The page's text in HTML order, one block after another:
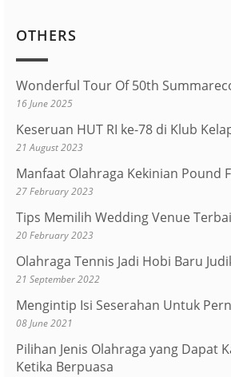
OTHERS
Wonderful Tour Of 50th
16 June 2025
Keseruan HUT RI ke-78 di Klub
21 August 2023
Manfaat Olahraga Kekinian Pound
27 February 2023
Tips Memilih Wedding Venue
20 February 2023
Olahraga Tennis Jadi Hobi Baru
21 September 2022
Mengintip Isi Seserahan Untuk
08 June 2021
Pilihan Jenis Olahraga yang Dapat
Ketika Berpuasa